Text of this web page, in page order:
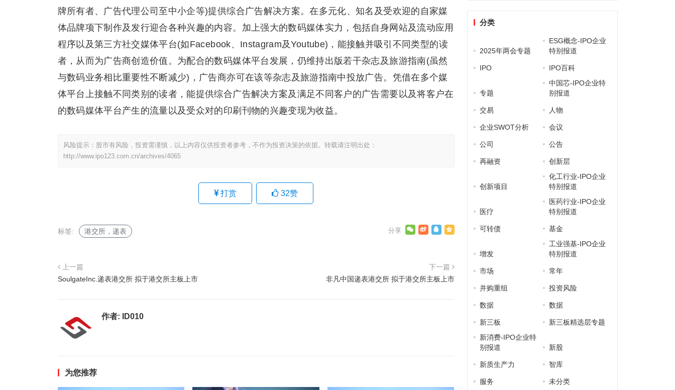
牌所有者、广告代理公司至中小企等)提供综合广告解决方案。在多元化、知名及受欢迎的自家媒
体品牌项下制作及发行迎合各种兴趣的内容。加上强大的数码媒体实力，包括自身网站及流动应用
程序以及第三方社交媒体平台(如Facebook、Instagram及Youtube)，能接触并吸引不同类型的读
者，从而为广告商创造价值。为配合的数码媒体平台发展，仍维持出版若干杂志及旅游指南(虽然
与数码业务相比重要性不断减少)，广告商亦可在该等杂志及旅游指南中投放广告。凭借在多个媒
体平台上接触不同类别的读者，能提供综合广告解决方案及满足不同客户的广告需要以及将客户在
的数码媒体平台产生的流量以及受众对的印刷刊物的兴趣变现为收益。
风险提示：股市有风险，投资需谨慎，以上内容仅供投资者参考，不作为投资决策的依据。转载请注明出处：
http://www.ipo123.com.cn/archives/4065
打赏 32赞
标签: 港交所，递表
上一篇
SoulgateInc.递表港交所 拟于港交所主板上市
下一篇
非凡中国递表港交所 拟于港交所主板上市
作者: ID010
为您推荐
分类
2025年两会专题
ESG概念-IPO企业
特别报道
IPO IPO百科
专题
中国芯-IPO企业特
别报道
交易 人物
企业SWOT分析 会议
公司 公告
再融资 创新层
创新项目
化工行业-IPO企业
特别报道
医疗
医药行业-IPO企业
特别报道
可转债 基金
增发
工业强基-IPO企业
特别报道
市场 常年
并购重组 投资风险
数据 数据
新三板
新三板精选层专题
新消费-IPO企业特
别报道
新股
新质生产力 智库
服务 未分类